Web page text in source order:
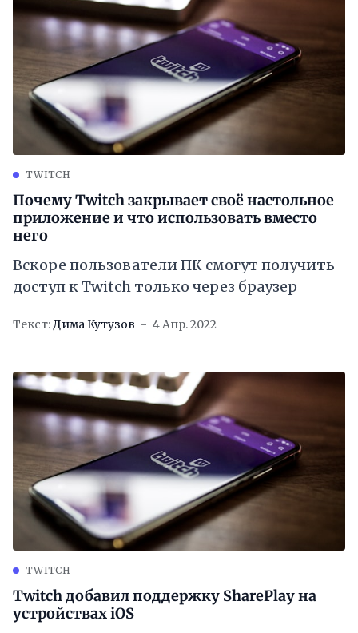
TWITCH
Почему Twitch закрывает своё настольное
приложение и что использовать вместо
него
Вскоре пользователи ПК смогут получить
доступ к Twitch только через браузер
Текст:Дима Кутузов 4 Апр. 2022
TWITCH
Twitch добавил поддержку SharePlay на
устройствах iOS